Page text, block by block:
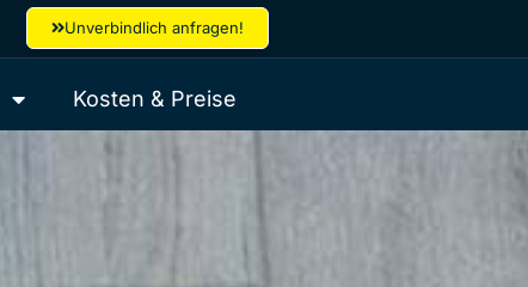
Unverbindlich anfragen!
Kosten & Preise